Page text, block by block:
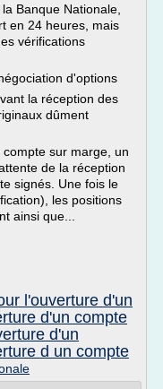
Banque Nationale,
en 24 heures, mais
vérifications
d'options
la réception des
dûment
sur marge, un
de la réception
signés. Une fois le
les positions
ainsi que...
l'ouverture d'un
d'un compte
d'un
d un compte